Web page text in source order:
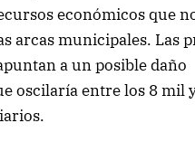
económicos que
arcas municipales. Las
a un posible daño
oscilaría entre los 8 mil